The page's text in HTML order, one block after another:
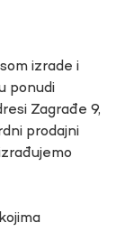
izrade i
ponudi
Zagrađe 9,
prodajni